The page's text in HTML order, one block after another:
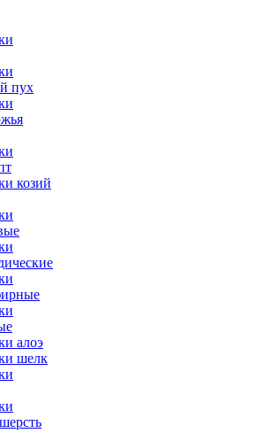
пух
козий
алоэ
шелк